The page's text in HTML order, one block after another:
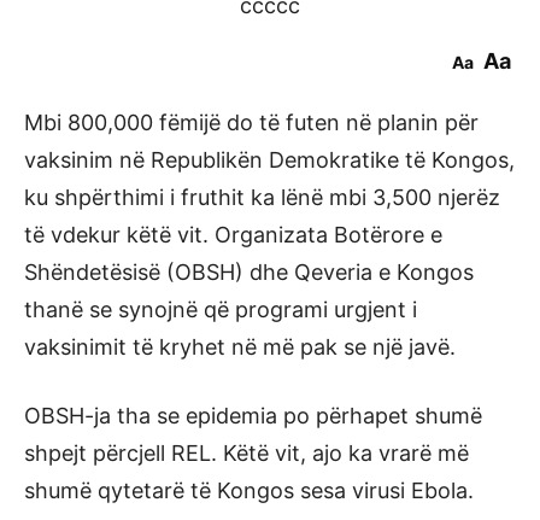
ccccc
Aa Aa
Mbi 800,000 fëmijë do të futen në planin për
vaksinim në Republikën Demokratike të Kongos,
ku shpërthimi i fruthit ka lënë mbi 3,500 njerëz
të vdekur këtë vit. Organizata Botërore e
Shëndetësisë (OBSH) dhe Qeveria e Kongos
thanë se synojnë që programi urgjent i
vaksinimit të kryhet në më pak se një javë.
OBSH-ja tha se epidemia po përhapet shumë
shpejt përcjell REL. Këtë vit, ajo ka vrarë më
shumë qytetarë të Kongos sesa virusi Ebola.